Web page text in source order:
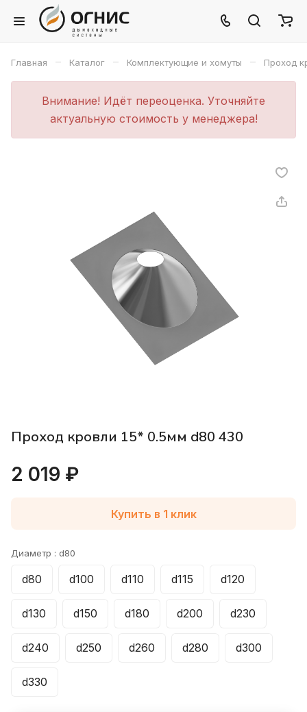
Главная – Каталог – Комплектующие и хомуты – Проход
Внимание! Идёт переоценка. Уточняйте
актуальную стоимость у менеджера!
Проход кровли 15* 0.5мм d80 430
2 019 ₽
Купить в 1 клик
Диаметр : d80
d80 d100 d110 d115 d120
d130 d150 d180 d200 d230
d240 d250 d260 d280 d300
d330